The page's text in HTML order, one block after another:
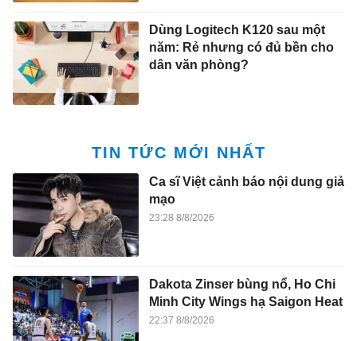
Dùng Logitech K120 sau một
năm: Rẻ nhưng có đủ bền cho
dân văn phòng?
TIN TỨC MỚI NHẤT
Ca sĩ Việt cảnh báo nội dung giả
mạo
23:28 8/8/2026
Dakota Zinser bùng nổ, Ho Chi
Minh City Wings hạ Saigon Heat
22:37 8/8/2026